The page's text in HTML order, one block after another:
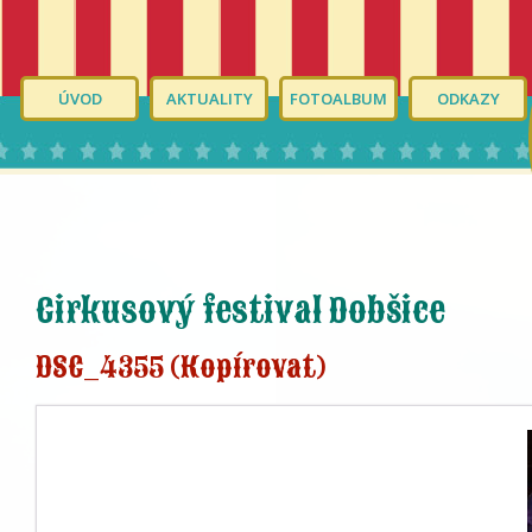
ÚVOD AKTUALITY FOTOALBUM ODKAZY
Cirkusový festival Dobšice
DSC_4355 (Kopírovat)